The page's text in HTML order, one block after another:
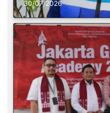
30/07/2026